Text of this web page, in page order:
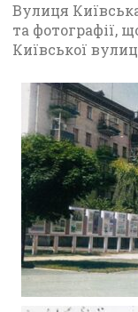
Вулиця
та фотографії,
Київської